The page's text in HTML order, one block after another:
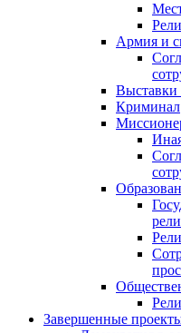
Армия и
Выставки
Криминал
Завершенные